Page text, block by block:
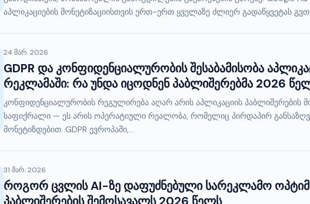
აპლიკაციების მონეტიზაციისთვის ერთ-ერთ ყველაზე ძლიერ გადაწყვეტას
24 მარ. 2026
GDPR და კონფიდენციალურობის შესაბამისობა
რეკლამაში: რა უნდა იცოდნენ პაბლიშერებმა 2026
კონფიდენციალურობის რეგულირება აღარ არის აპლიკაციის პაბლიშერების
საფიქრალი — ეს არის ოპერატიული რეალობა, რომელიც პირდაპირ
მონეტიზდებით. GDPR ევროპაში,...
31 მარ. 2026
როგორ ცვლის AI-ზე დაფუძნებული სარეკლამო